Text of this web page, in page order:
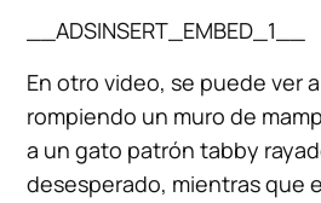
__ADSINSERT_EMBED_1__
En otro video, se puede ver
rompiendo un muro de
a un gato patrón tabby
desesperado, mientras que